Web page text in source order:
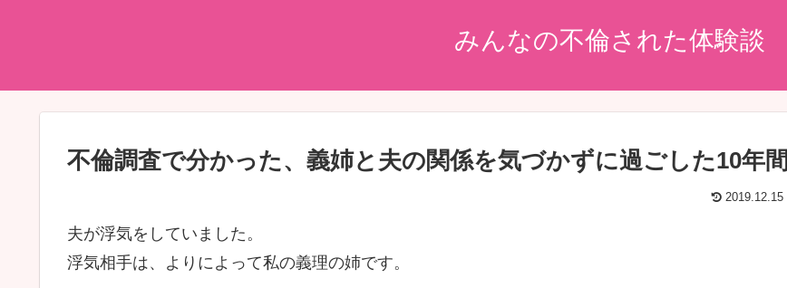
みんなの不倫された体験談
不倫調査で分かった、義姉と夫の関係を気づかずに過ごした10年間
2019.12.15
夫が浮気をしていました。
浮気相手は、よりによって私の義理の姉です。